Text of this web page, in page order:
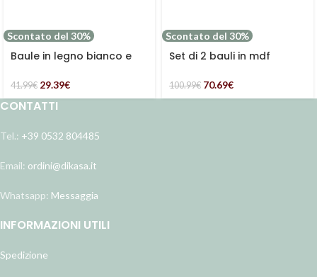
Scontato del 30%
Baule in legno bianco e
set di 2
41.99€ 29.39€
Scontato del 30%
Set di 2 bauli in mdf
100.99€ 70.69€
CONTATTI
Tel.: +39 0532 804485
Email: ordini@dikasa.it
Whatsapp: Messaggia
INFORMAZIONI UTILI
Spedizione